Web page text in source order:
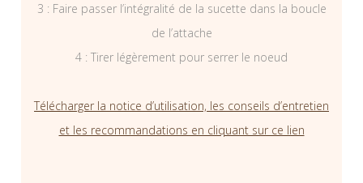
3 : Faire passer l’intégralité de la sucette dans la boucle
de l’attache
4 : Tirer légèrement pour serrer le noeud
Télécharger la notice d’utilisation, les conseils d’entretien
et les recommandations en cliquant sur ce lien